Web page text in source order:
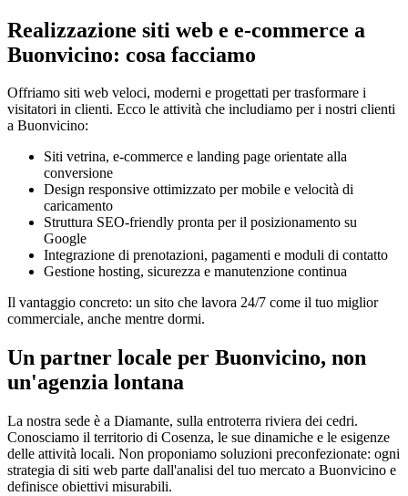
Realizzazione siti web e e-commerce a
Buonvicino: cosa facciamo
Offriamo siti web veloci, moderni e progettati per trasformare i
visitatori in clienti. Ecco le attività che includiamo per i nostri clienti
a Buonvicino:
Siti vetrina, e-commerce e landing page orientate alla
conversione
Design responsive ottimizzato per mobile e velocità di
caricamento
Struttura SEO-friendly pronta per il posizionamento su
Google
Integrazione di prenotazioni, pagamenti e moduli di contatto
Gestione hosting, sicurezza e manutenzione continua
Il vantaggio concreto: un sito che lavora 24/7 come il tuo miglior
commerciale, anche mentre dormi.
Un partner locale per Buonvicino, non
un'agenzia lontana
La nostra sede è a Diamante, sulla entroterra riviera dei cedri.
Conosciamo il territorio di Cosenza, le sue dinamiche e le esigenze
delle attività locali. Non proponiamo soluzioni preconfezionate: ogni
strategia di siti web parte dall'analisi del tuo mercato a Buonvicino e
definisce obiettivi misurabili.